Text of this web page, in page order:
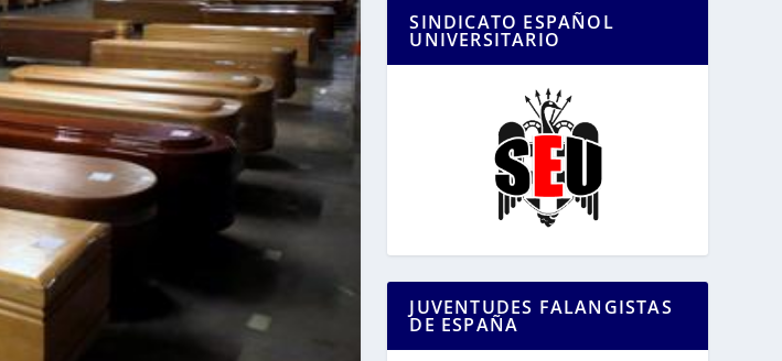
SINDICATO ESPAÑOL
UNIVERSITARIO
JUVENTUDES FALANGISTAS
DE ESPAÑA